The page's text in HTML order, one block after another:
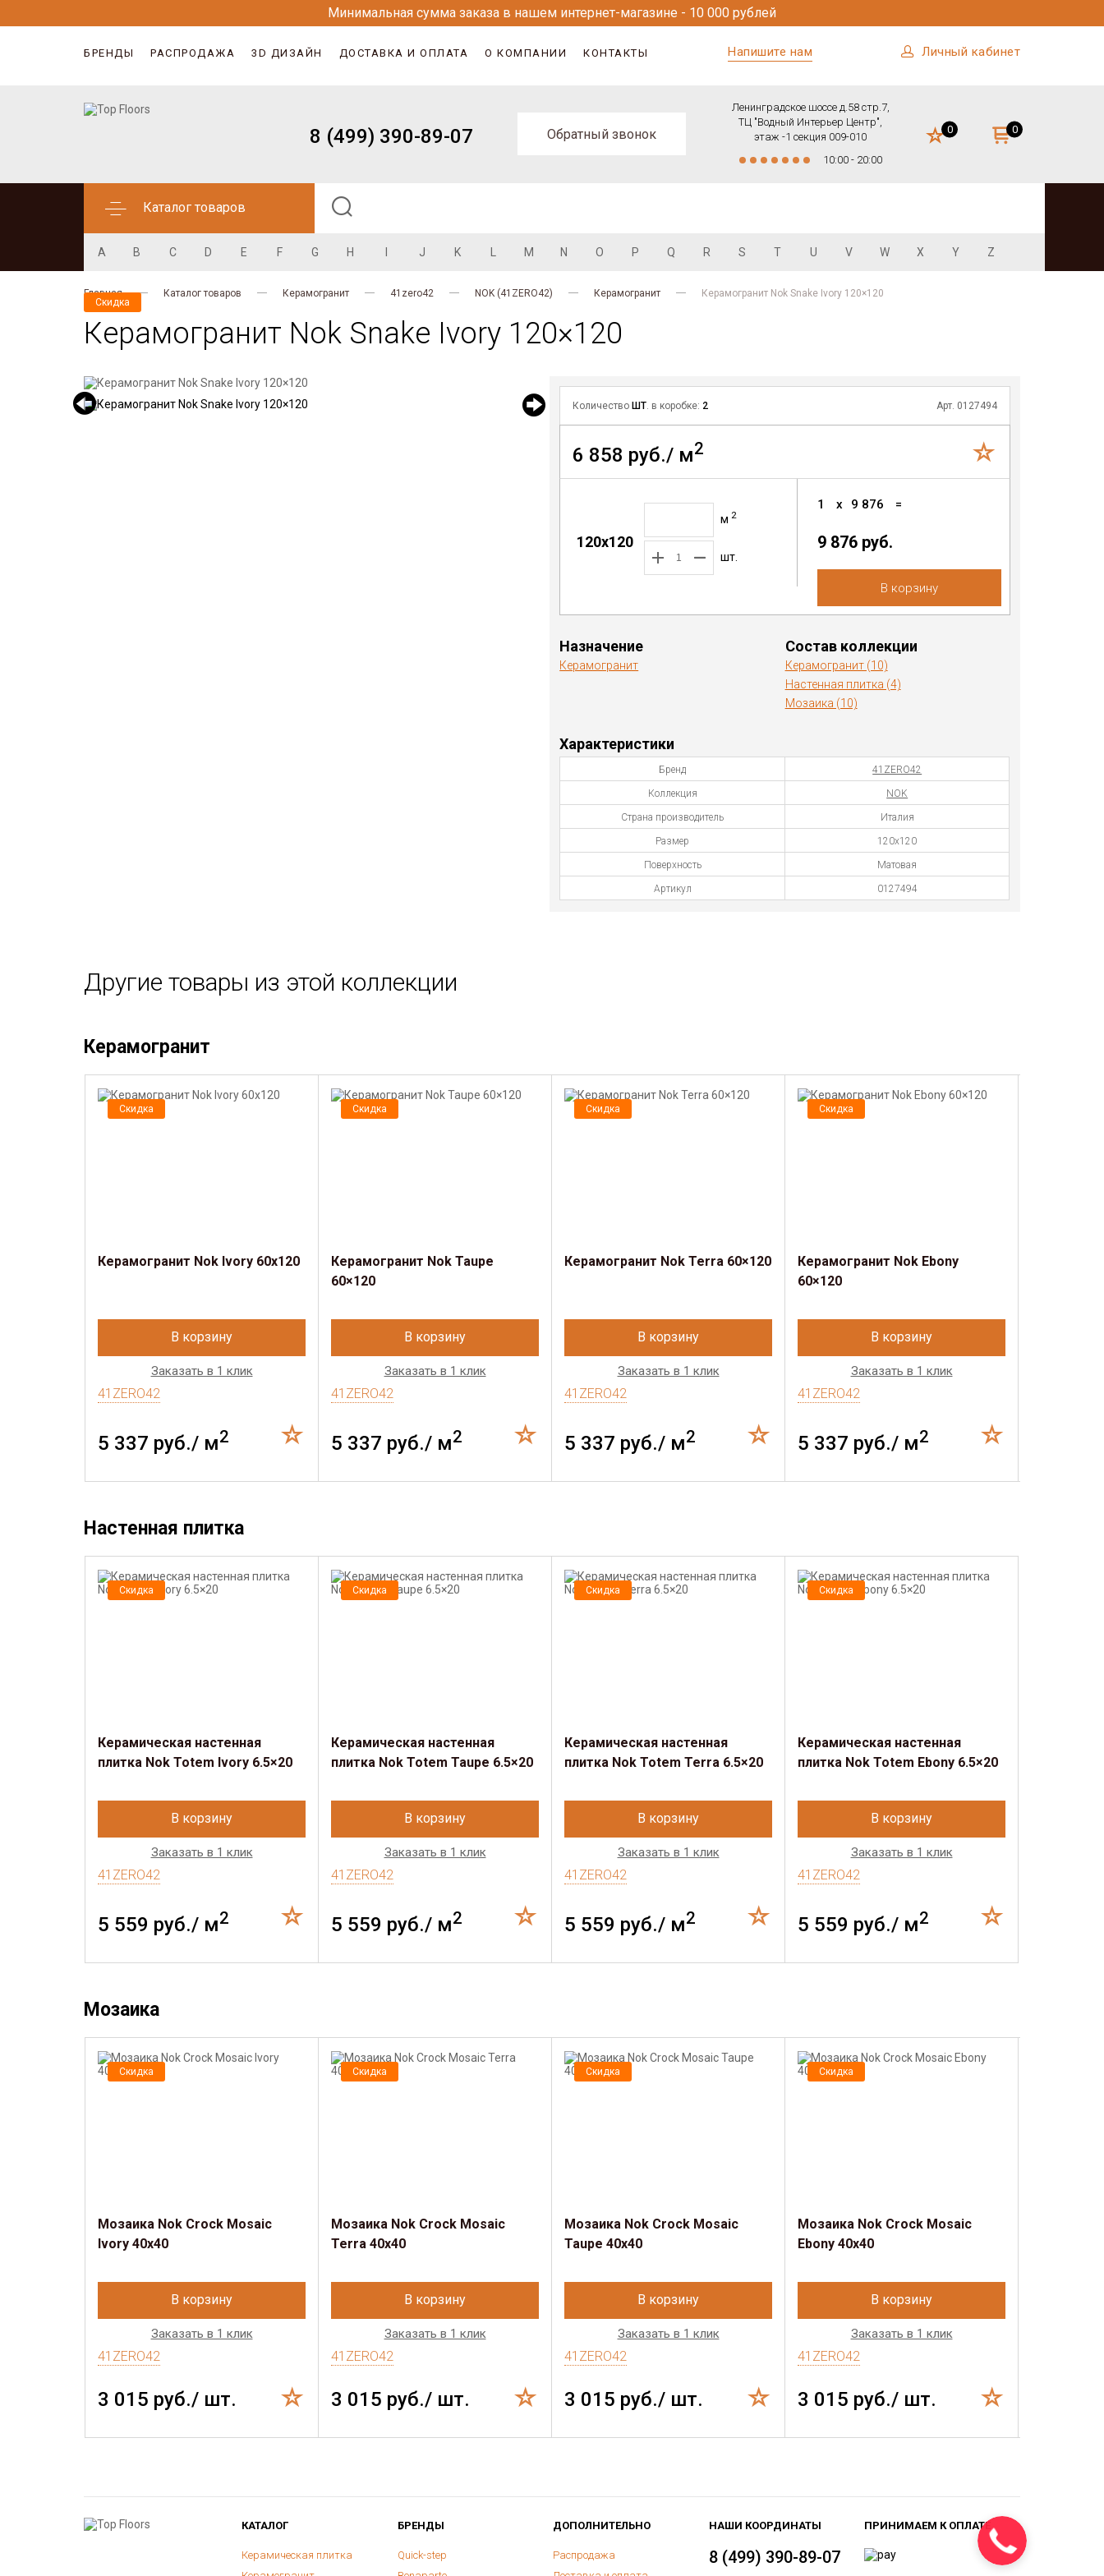
Минимальная сумма заказа в нашем интернет-магазине - 10 000 рублей
БРЕНДЫ РАСПРОДАЖА 3D ДИЗАЙН ДОСТАВКА И ОПЛАТА О КОМПАНИИ КОНТАКТЫ Напишите нам Личный кабинет
8 (499) 390-89-07 Обратный звонок
Ленинградское шоссе д.58 стр.7,
ТЦ "Водный Интерьер Центр",
этаж -1 секция 009-010
10:00 - 20:00
0 0
Каталог товаров
A B C D E F G H J K M N O P Q R S T U V W X Y Z
Главная Каталог товаров Керамогранит 41zero42 NOK (41ZERO42) Керамогранит Керамогранит Nok Snake Ivory 120×120
Керамогранит Nok Snake Ivory 120×120
Скидка
Количество ШТ. в коробке: 2 Арт. 0127494
6 858 руб./ м2
120х120
м 2
шт.
1 x 9 876 =
9 876 руб.
В корзину
Назначение
Керамогранит
Состав коллекции
Керамогранит (10)
Настенная плитка (4)
Мозаика (10)
Характеристики
Бренд 41ZERO42
Коллекция NOK
Страна производитель Италия
Размер 120х120
Поверхность Матовая
Артикул 0127494
Другие товары из этой коллекции
Керамогранит
Скидка
Керамогранит Nok Ivory 60x120
В корзину
Заказать в 1 клик
41ZERO42
5 337 руб./ м2
Скидка
Керамогранит Nok Taupe
60×120
В корзину
Заказать в 1 клик
41ZERO42
5 337 руб./ м2
Скидка
Керамогранит Nok Terra 60×120
В корзину
Заказать в 1 клик
41ZERO42
5 337 руб./ м2
Скидка
Керамогранит Nok Ebony
60×120
В корзину
Заказать в 1 клик
41ZERO42
5 337 руб./ м2
Настенная плитка
Скидка
Керамическая настенная
плитка Nok Totem Ivory 6.5×20
В корзину
Заказать в 1 клик
41ZERO42
5 559 руб./ м2
Скидка
Керамическая настенная
плитка Nok Totem Taupe 6.5×20
В корзину
Заказать в 1 клик
41ZERO42
5 559 руб./ м2
Скидка
Керамическая настенная
плитка Nok Totem Terra 6.5×20
В корзину
Заказать в 1 клик
41ZERO42
5 559 руб./ м2
Скидка
Керамическая настенная
плитка Nok Totem Ebony 6.5×20
В корзину
Заказать в 1 клик
41ZERO42
5 559 руб./ м2
Мозаика
Скидка
Мозаика Nok Crock Mosaic
Ivory 40x40
В корзину
Заказать в 1 клик
41ZERO42
3 015 руб./ шт.
Скидка
Мозаика Nok Crock Mosaic
Terra 40x40
В корзину
Заказать в 1 клик
41ZERO42
3 015 руб./ шт.
Скидка
Мозаика Nok Crock Mosaic
Taupe 40x40
В корзину
Заказать в 1 клик
41ZERO42
3 015 руб./ шт.
Скидка
Мозаика Nok Crock Mosaic
Ebony 40x40
В корзину
Заказать в 1 клик
41ZERO42
3 015 руб./ шт.
КАТАЛОГ
Керамическая плитка
БРЕНДЫ
Quick-step
ДОПОЛНИТЕЛЬНО
Распродажа
НАШИ КООРДИНАТЫ
8 (499) 390-89-07
ПРИНИМАЕМ К ОПЛАТЕ